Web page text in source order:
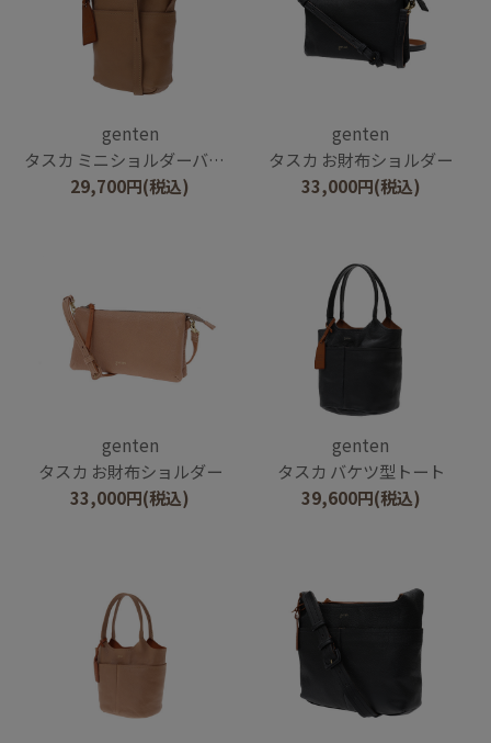
genten
タスカ ミニショルダーバッグ
29,700円(税込)
genten
タスカ お財布ショルダー
33,000円(税込)
genten
タスカ お財布ショルダー
33,000円(税込)
genten
タスカ バケツ型トート
39,600円(税込)